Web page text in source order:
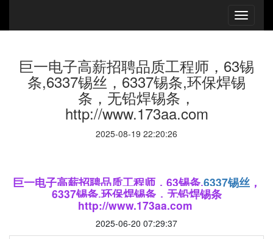
巨一电子​高薪招聘品质工​程师，63锡
条,6337锡丝，6337锡条,环保焊锡
条，无铅焊锡条，
http://www.173aa.com
2025-08-19 22:20:26
巨一电子高薪招聘品质工程师，63锡条,6337锡丝，
6337锡条,环保焊锡条，无铅焊锡条
http://www.173aa.com
2025-06-20 07:29:37